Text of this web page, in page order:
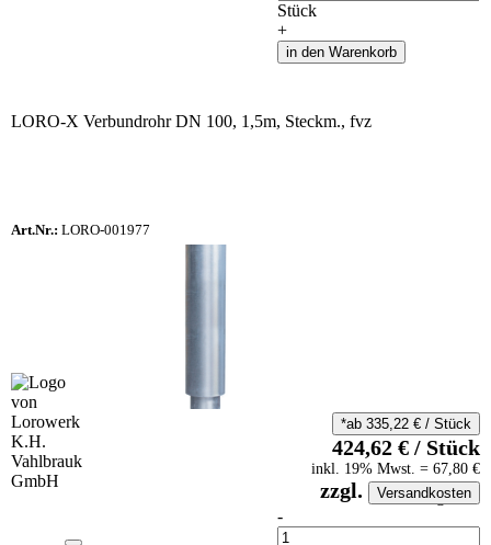
Stück
+
in den Warenkorb
LORO-X Verbundrohr DN 100, 1,5m, Steckm., fvz
Art.Nr.: LORO-001977
auf Anfrageliste
-
Anzahl
*ab 335,22 €/ Stück
424,62 €/ Stück
inkl. 19% Mwst. = 67,80 €
zzgl. Versandkosten